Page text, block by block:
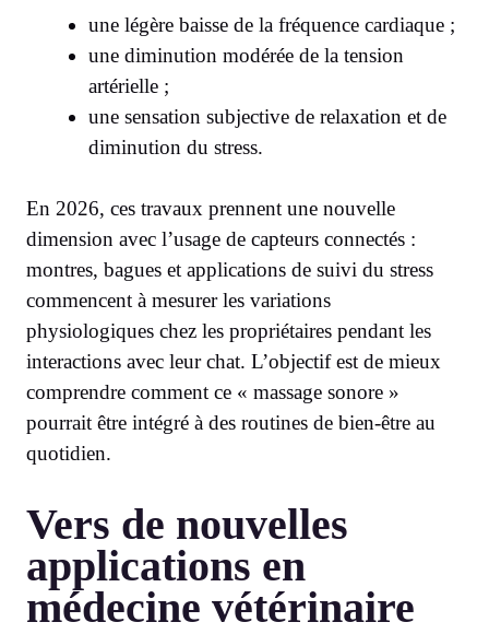
une légère baisse de la fréquence cardiaque ;
une diminution modérée de la tension
artérielle ;
une sensation subjective de relaxation et de
diminution du stress.
En 2026, ces travaux prennent une nouvelle
dimension avec l’usage de capteurs connectés :
montres, bagues et applications de suivi du stress
commencent à mesurer les variations
physiologiques chez les propriétaires pendant les
interactions avec leur chat. L’objectif est de mieux
comprendre comment ce « massage sonore »
pourrait être intégré à des routines de bien-être au
quotidien.
Vers de nouvelles
applications en
médecine vétérinaire